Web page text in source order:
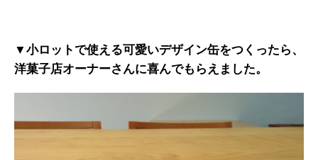
▼小ロットで使える可愛いデザイン缶をつくったら、
洋菓子店オーナーさんに喜んでもらえました。